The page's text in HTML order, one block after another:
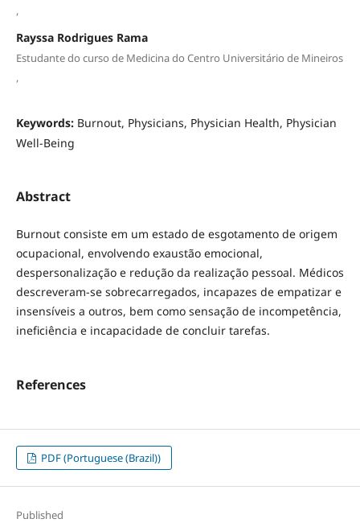
,
Rayssa Rodrigues Rama
Estudante do curso de Medicina do Centro Universitário de Mineiros
,
Keywords: Burnout, Physicians, Physician Health, Physician
Well-Being
Abstract
Burnout consiste em um estado de esgotamento de origem
ocupacional, envolvendo exaustão emocional,
despersonalização e redução da realização pessoal. Médicos
descreveram-se sobrecarregados, incapazes de empatizar e
insensíveis a outros, bem como sensação de incompetência,
ineficiência e incapacidade de concluir tarefas.
References
PDF (Portuguese (Brazil))
Published